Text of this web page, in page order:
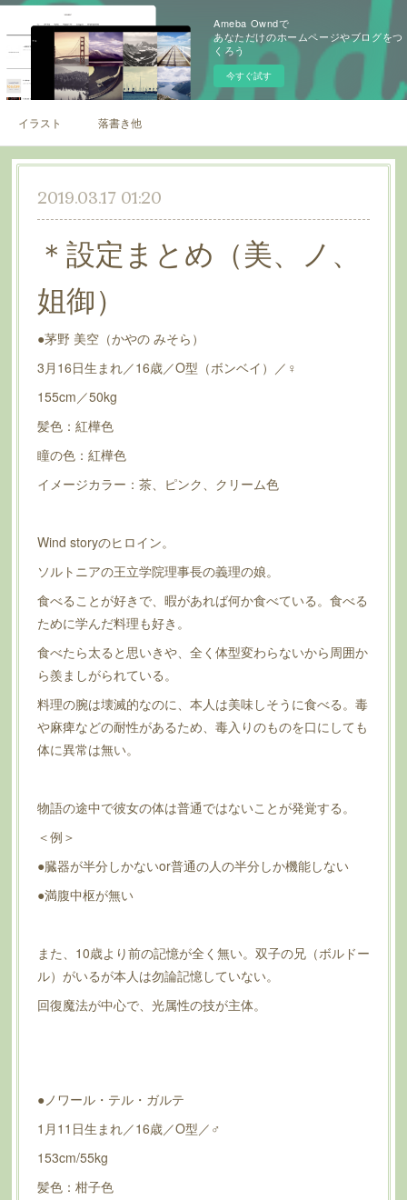
Ameba Owndで
あなただけのホームページやブログをつ
くろう
今すぐ試す
イラスト 落書き他
2019.03.17 01:20
＊設定まとめ（美、ノ、
姐御）
●茅野 美空（かやの みそら）
3月16日生まれ／16歳／O型（ボンベイ）／♀
155cm／50kg
髪色：紅樺色
瞳の色：紅樺色
イメージカラー：茶、ピンク、クリーム色
Wind storyのヒロイン。
ソルトニアの王立学院理事長の義理の娘。
食べることが好きで、暇があれば何か食べている。食べる
ために学んだ料理も好き。
食べたら太ると思いきや、全く体型変わらないから周囲か
ら羨ましがられている。
料理の腕は壊滅的なのに、本人は美味しそうに食べる。毒
や麻痺などの耐性があるため、毒入りのものを口にしても
体に異常は無い。
物語の途中で彼女の体は普通ではないことが発覚する。
＜例＞
●臓器が半分しかないor普通の人の半分しか機能しない
●満腹中枢が無い
また、10歳より前の記憶が全く無い。双子の兄（ボルドー
ル）がいるが本人は勿論記憶していない。
回復魔法が中心で、光属性の技が主体。
●ノワール・テル・ガルテ
1月11日生まれ／16歳／O型／♂
153cm/55kg
髪色：柑子色